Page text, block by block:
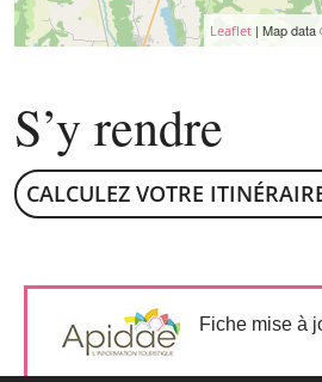
Leaflet | Map data
S’y rendre
CALCULEZ VOTRE
Fiche mise à